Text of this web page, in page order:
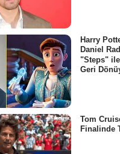
Harry
Daniel
"Steps"
Geri
Tom
Finalinde